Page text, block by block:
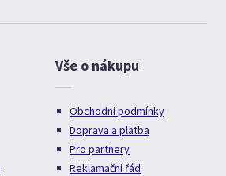
Vše o nákupu
Obchodní podmínky
Doprava a platba
Pro partnery
Reklamační řád